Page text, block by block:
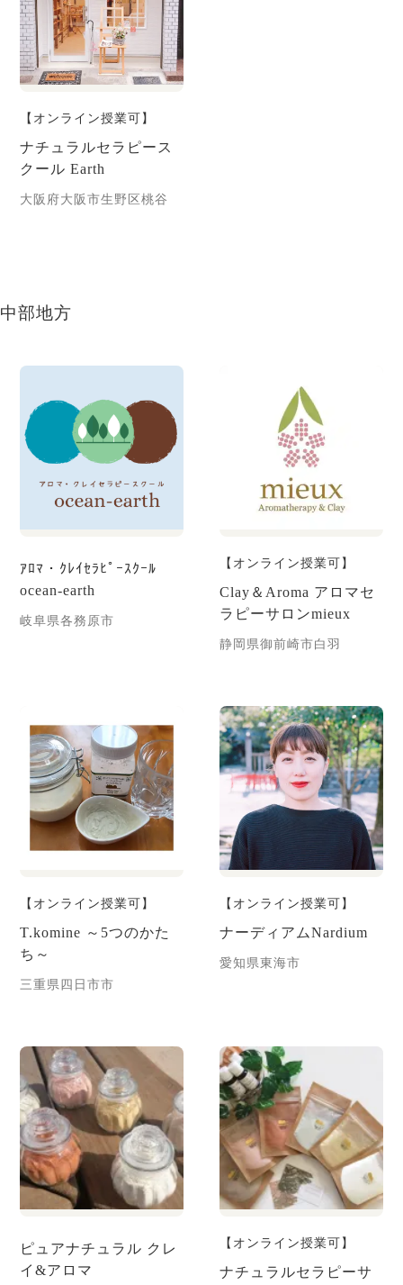
【オンライン授業可】
ナチュラルセラピース
クール Earth
大阪府大阪市生野区桃谷
中部地方
ｱﾛﾏ・ｸﾚｲｾﾗﾋﾟｰｽｸｰﾙ
ocean-earth
岐阜県各務原市
【オンライン授業可】
Clay＆Aroma アロマセ
ラピーサロンmieux
静岡県御前崎市白羽
【オンライン授業可】
T.komine ～5つのかた
ち～
三重県四日市市
【オンライン授業可】
ナーディアムNardium
愛知県東海市
ピュアナチュラル クレ
イ&アロマ
【オンライン授業可】
ナチュラルセラピーサ